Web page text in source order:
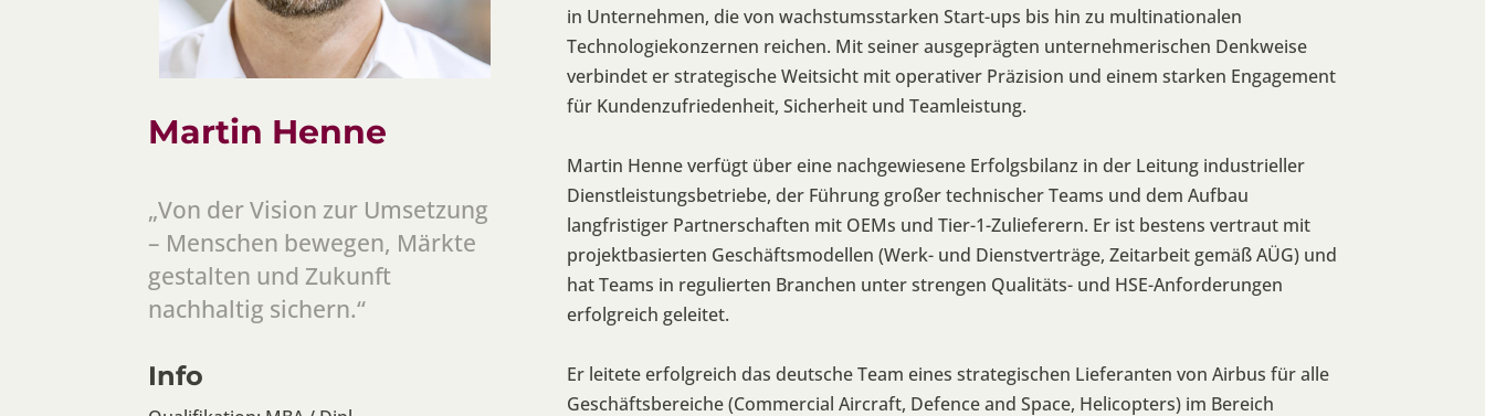
Martin Henne
„Von der Vision zur Umsetzung
– Menschen bewegen, Märkte
gestalten und Zukunft
nachhaltig sichern.“
Info
in Unternehmen, die von wachstumsstarken Start-ups bis hin zu multinationalen
Technologiekonzernen reichen. Mit seiner ausgeprägten unternehmerischen Denkweise
verbindet er strategische Weitsicht mit operativer Präzision und einem starken Engagement
für Kundenzufriedenheit, Sicherheit und Teamleistung.
Martin Henne verfügt über eine nachgewiesene Erfolgsbilanz in der Leitung industrieller
Dienstleistungsbetriebe, der Führung großer technischer Teams und dem Aufbau
langfristiger Partnerschaften mit OEMs und Tier-1-Zulieferern. Er ist bestens vertraut mit
projektbasierten Geschäftsmodellen (Werk- und Dienstverträge, Zeitarbeit gemäß AÜG) und
hat Teams in regulierten Branchen unter strengen Qualitäts- und HSE-Anforderungen
erfolgreich geleitet.
Er leitete erfolgreich das deutsche Team eines strategischen Lieferanten von Airbus für alle
Geschäftsbereiche (Commercial Aircraft, Defence and Space, Helicopters) im Bereich